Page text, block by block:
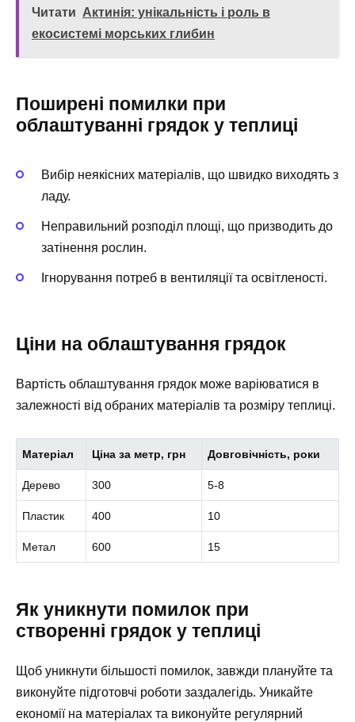
Читати Актинія: унікальність і роль в
екосистемі морських глибин
Поширені помилки при
облаштуванні грядок у теплиці
Вибір неякісних матеріалів, що швидко виходять з
ладу.
Неправильний розподіл площі, що призводить до
затінення рослин.
Ігнорування потреб в вентиляції та освітленості.
Ціни на облаштування грядок
Вартість облаштування грядок може варіюватися в
залежності від обраних матеріалів та розміру теплиці.
Матеріал Ціна за метр, грн Довговічність, роки
Дерево 300 5-8
Пластик 400 10
Метал 600 15
Як уникнути помилок при
створенні грядок у теплиці
Щоб уникнути більшості помилок, завжди плануйте та
виконуйте підготовчі роботи заздалегідь. Уникайте
економії на матеріалах та виконуйте регулярний